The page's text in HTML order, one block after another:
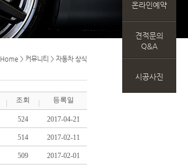
Home > 커뮤니티 > 자동차 상식
조회 등록일
524 2017-04-21
514 2017-02-11
509 2017-02-01
온라인예약
견적문의
Q&A
시공사진